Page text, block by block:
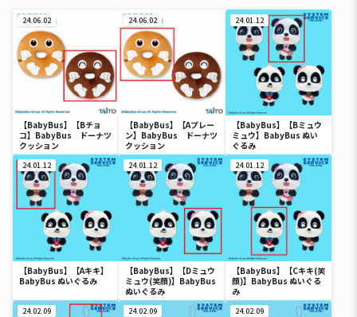
24.06.02
【BabyBus】【Bチョ
コ】BabyBus ドーナツ
クッション
24.06.02
【BabyBus】【Aプレー
ン】BabyBus ドーナツ
クッション
24.01.12
【BabyBus】【Bミュウ
ミュウ】BabyBus ぬい
ぐるみ
24.01.12
【BabyBus】【Aキキ】
BabyBus ぬいぐるみ
24.01.12
【BabyBus】【Dミュウ
ミュウ(笑顔)】BabyBus
ぬいぐるみ
24.01.12
【BabyBus】【Cキキ(笑
顔)】BabyBus ぬいぐる
み
24.02.09 24.02.09 24.02.09